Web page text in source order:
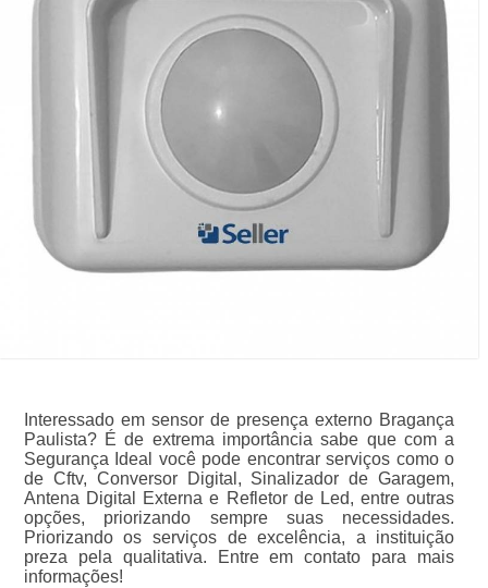
Interessado em sensor de presença externo Bragança
Paulista? É de extrema importância sabe que com a
Segurança Ideal você pode encontrar serviços como o
de Cftv, Conversor Digital, Sinalizador de Garagem,
Antena Digital Externa e Refletor de Led, entre outras
opções, priorizando sempre suas necessidades.
Priorizando os serviços de excelência, a instituição
preza pela qualitativa. Entre em contato para mais
informações!